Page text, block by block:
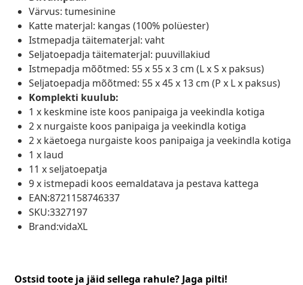
Värvus: tumesinine
Katte materjal: kangas (100% polüester)
Istmepadja täitematerjal: vaht
Seljatoepadja täitematerjal: puuvillakiud
Istmepadja mõõtmed: 55 x 55 x 3 cm (L x S x paksus)
Seljatoepadja mõõtmed: 55 x 45 x 13 cm (P x L x paksus)
Komplekti kuulub:
1 x keskmine iste koos panipaiga ja veekindla kotiga
2 x nurgaiste koos panipaiga ja veekindla kotiga
2 x käetoega nurgaiste koos panipaiga ja veekindla kotiga
1 x laud
11 x seljatoepatja
9 x istmepadi koos eemaldatava ja pestava kattega
EAN:8721158746337
SKU:3327197
Brand:vidaXL
Ostsid toote ja jäid sellega rahule? Jaga pilti!